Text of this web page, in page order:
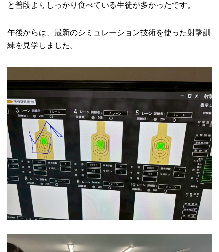
と普段よりしっかり食べている生徒が多かったです。
午後からは、最新のシミュレーション技術を使った射撃訓
練を見学しました。